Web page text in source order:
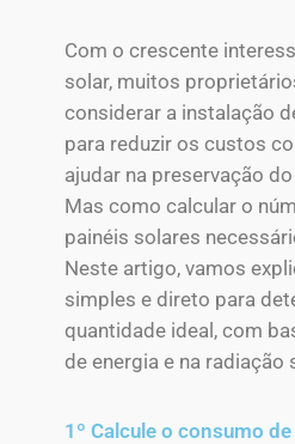
Com o crescente
solar, muitos
considerar a instalação
para reduzir os custos
ajudar na preservação
Mas como calcular o
painéis solares
Neste artigo, vamos
simples e direto para
quantidade ideal, com
de energia e na radiação
1º Calcule o consumo